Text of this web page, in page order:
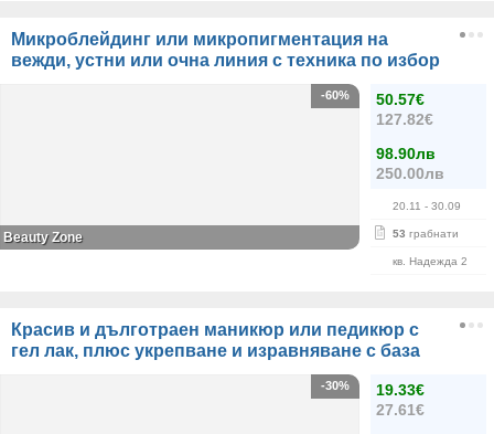
Микроблейдинг или микропигментация на
вежди, устни или очна линия с техника по избор
50.57€
127.82€
98.90лв
250.00лв
20.11 - 30.09
53 грабнати
кв. Надежда 2
-60%
Beauty Zone
Красив и дълготраен маникюр или педикюр с
гел лак, плюс укрепване и изравняване с база
19.33€
27.61€
-30%